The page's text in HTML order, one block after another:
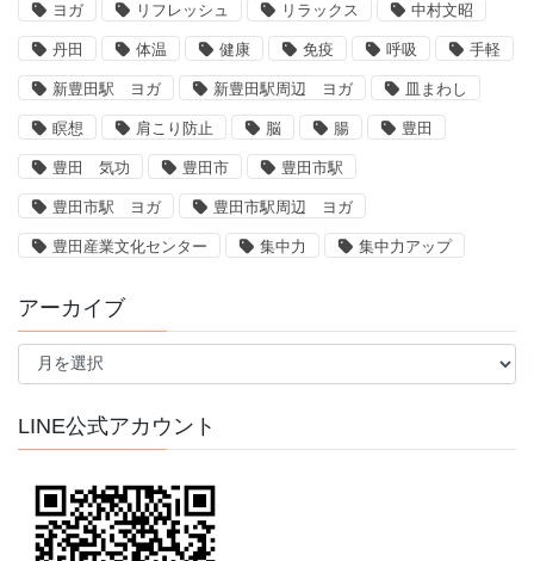
ヨガ リフレッシュ リラックス 中村文昭
丹田 体温 健康 免疫 呼吸 手軽
新豊田駅 ヨガ 新豊田駅周辺 ヨガ 皿まわし
瞑想 肩こり防止 脳 腸 豊田
豊田 気功 豊田市 豊田市駅
豊田市駅 ヨガ 豊田市駅周辺 ヨガ
豊田産業文化センター 集中力 集中力アップ
アーカイブ
ア
イ
LINE公式アカウント